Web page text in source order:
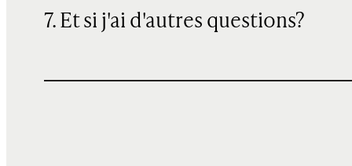
7. Et si j'ai d'autres questions?